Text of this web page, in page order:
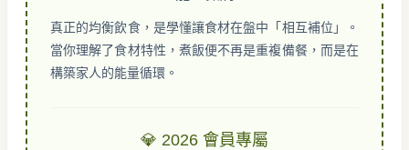
真正的均衡飲食，是學懂讓食材在盤中「相互補位」。
當你理解了食材特性，煮飯便不再是重複備餐，而是在
構築家人的能量循環。
💎 2026 會員專屬